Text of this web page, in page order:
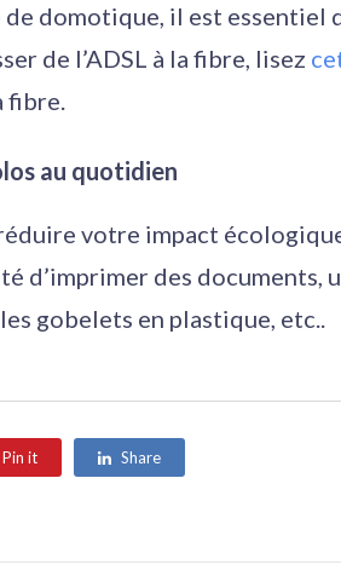
de domotique, il est essentiel
de l’ADSL à la fibre, lisez
fibre.
au quotidien
votre impact
d’imprimer des documents,
gobelets en plastique, etc..
Pin it Share